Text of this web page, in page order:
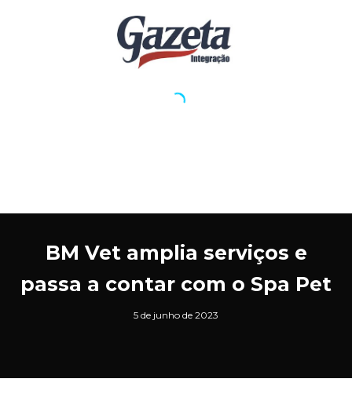
BM Vet amplia serviços e
passa a contar com o Spa Pet
5 de junho de 2023